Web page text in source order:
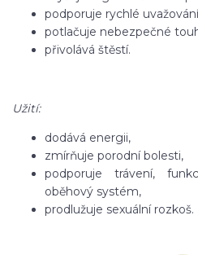
podporuje rychlé
potlačuje nebezpečné
přivolává štěstí.
Užití:
dodává energii,
zmírňuje porodní bolesti,
podporuje trávení,
oběhový systém,
prodlužuje sexuální rozkoš.